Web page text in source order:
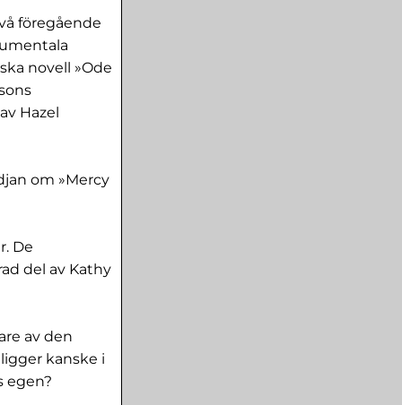
föregående
novell »Ode
Hazel
om »Mercy
De
del av Kathy
av den
kanske i
egen?